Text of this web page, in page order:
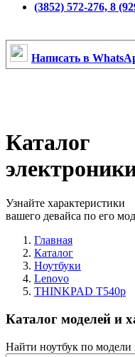
(3852) 572-276, 8
Написать в
Каталог
Узнайте характеристики
вашего девайса по его
Главная
Каталог
Ноутбуки
Lenovo
THINKPAD T540p
Каталог моделей и
Найти ноутбук по